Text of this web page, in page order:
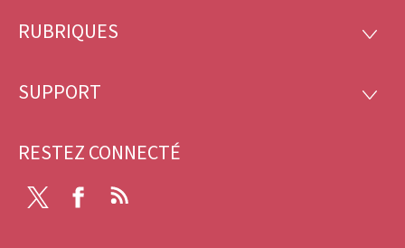
Pied
page
RUBRIQUES
SUPPORT
RESTEZ CONNECTÉ
Facebook